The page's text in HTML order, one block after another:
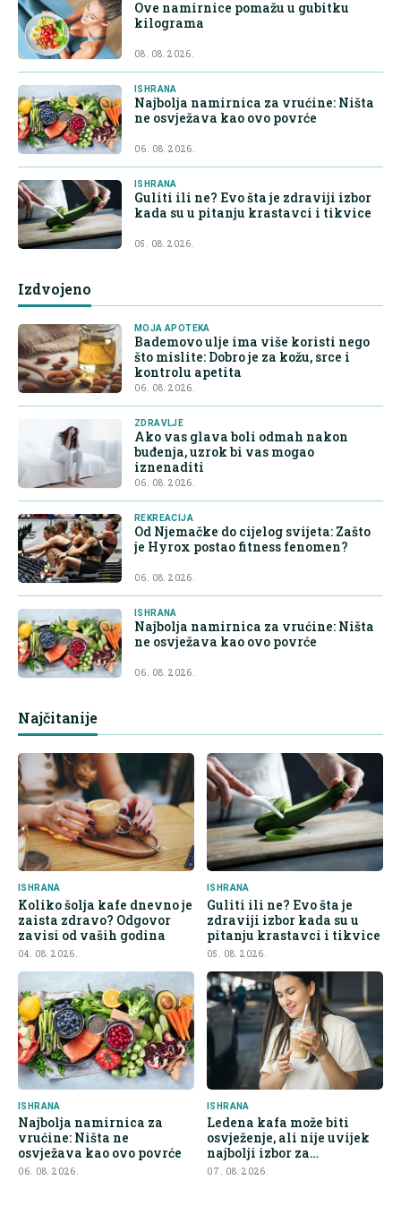
Ove namirnice pomažu u gubitku
kilograma
08. 08. 2026.
ISHRANA
Najbolja namirnica za vrućine: Ništa
ne osvježava kao ovo povrće
06. 08. 2026.
ISHRANA
Guliti ili ne? Evo šta je zdraviji izbor
kada su u pitanju krastavci i tikvice
05. 08. 2026.
Izdvojeno
MOJA APOTEKA
Bademovo ulje ima više koristi nego
što mislite: Dobro je za kožu, srce i
kontrolu apetita
06. 08. 2026.
ZDRAVLJE
Ako vas glava boli odmah nakon
buđenja, uzrok bi vas mogao
iznenaditi
06. 08. 2026.
REKREACIJA
Od Njemačke do cijelog svijeta: Zašto
je Hyrox postao fitness fenomen?
06. 08. 2026.
ISHRANA
Najbolja namirnica za vrućine: Ništa
ne osvježava kao ovo povrće
06. 08. 2026.
Najčitanije
ISHRANA
Koliko šolja kafe dnevno je
zaista zdravo? Odgovor
zavisi od vaših godina
04. 08. 2026.
ISHRANA
Guliti ili ne? Evo šta je
zdraviji izbor kada su u
pitanju krastavci i tikvice
05. 08. 2026.
ISHRANA
Najbolja namirnica za
vrućine: Ništa ne
osvježava kao ovo povrće
06. 08. 2026.
ISHRANA
Ledena kafa može biti
osvježenje, ali nije uvijek
najbolji izbor za
hidrataciju
07. 08. 2026.